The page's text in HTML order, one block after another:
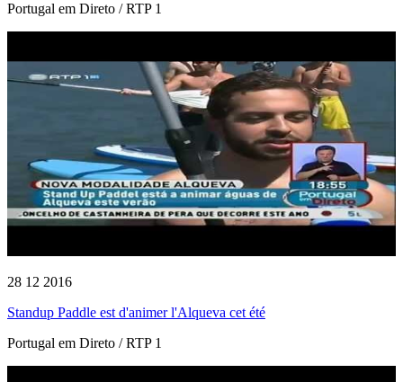
Portugal em Direto / RTP 1
28 12 2016
Standup Paddle est d'animer l'Alqueva cet été
Portugal em Direto / RTP 1